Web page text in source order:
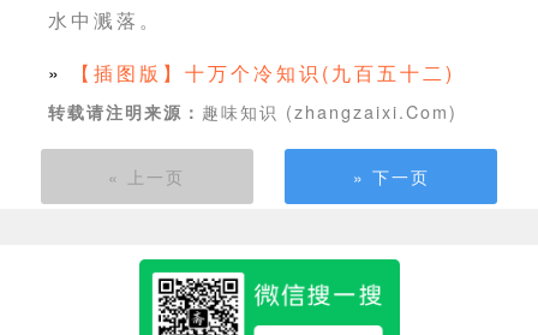
水中溅落。
»
【插图版】十万个冷知识(九百五十二)
转载请注明来源： 趣味知识 (zhangzaixi.Com)
« 上一页 » 下一页